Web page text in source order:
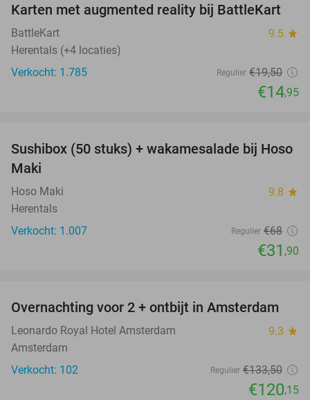
23%
Karten met augmented reality bij BattleKart
BattleKart 9.5 star
Herentals (+4 locaties)
Verkocht: 1.785
Regulier €19,50
€14,95
53%
Sushibox (50 stuks) + wakamesalade bij Hoso
Maki
Hoso Maki 9.8 star
Herentals
Verkocht: 1.007
Regulier €68
€31 ,90
10%
Overnachting voor 2 + ontbijt in Amsterdam
Leonardo Royal Hotel Amsterdam 9.3 star
Amsterdam
Verkocht: 102
Regulier €133,50
€120,15